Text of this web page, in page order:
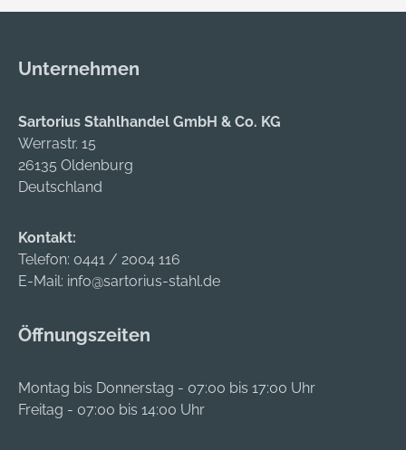
und sorgt für ihren
399). Karton
Unternehmen
Sartorius Stahlhandel GmbH & Co. KG
Werrastr. 15
26135 Oldenburg
Deutschland
Kontakt:
Telefon: 0441 / 2004 116
E-Mail: info@sartorius-stahl.de
Öffnungszeiten
Montag bis Donnerstag - 07:00 bis 17:00 Uhr
Freitag - 07:00 bis 14:00 Uhr